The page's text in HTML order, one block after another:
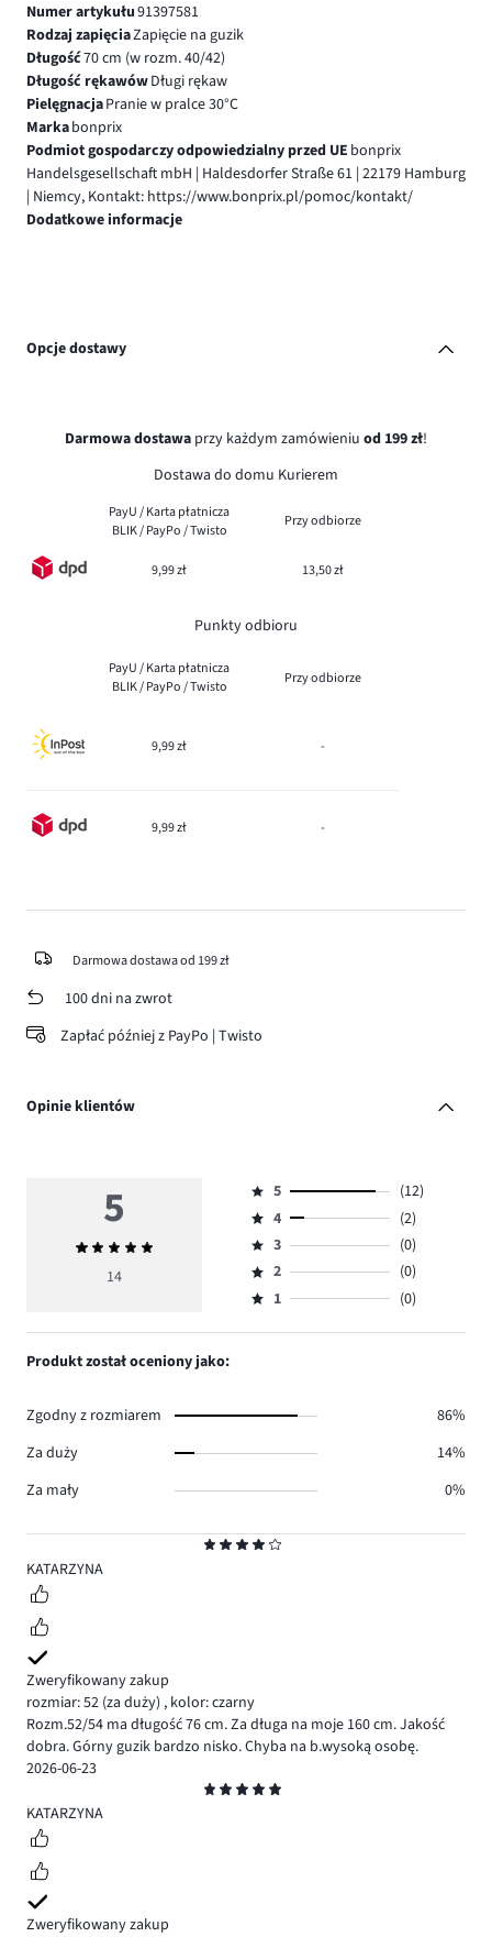
Numer artykułu91397581
Rodzaj zapięciaZapięcie na guzik
Długość70 cm (w rozm. 40/42)
Długość rękawówDługi rękaw
PielęgnacjaPranie w pralce 30°C
Markabonprix
Podmiot gospodarczy odpowiedzialny przed UE bonprix
Handelsgesellschaft mbH | Haldesdorfer Straße 61 | 22179 Hamburg
| Niemcy, Kontakt: https://www.bonprix.pl/pomoc/kontakt/
Dodatkowe informacje
Opcje dostawy
Darmowa dostawa przy każdym zamówieniu od 199 zł!
Dostawa do domu Kurierem
PayU / Karta płatnicza
BLIK / PayPo / Twisto
Przy odbiorze
9,99 zł 13,50 zł
Punkty odbioru
PayU / Karta płatnicza
BLIK / PayPo / Twisto
Przy odbiorze
9,99 zł -
9,99 zł -
Darmowa dostawa od 199 zł
100 dni na zwrot
Zapłać później z PayPo | Twisto
Opinie klientów
4
KATARZYNA
Zweryfikowany zakup
rozmiar: 52 (za duży) , kolor: czarny
Rozm.52/54 ma długość 76 cm. Za długa na moje 160 cm. Jakość
dobra. Górny guzik bardzo nisko. Chyba na b.wysoką osobę.
2026-06-23
5
KATARZYNA
Zweryfikowany zakup
5
Średnia
ocena
14
Ocena
5,
ilość
głosów
12.
5
(12)
Ocena
4,
ilość
głosów
4
(2)
Ocena
3,
ilość
3
(0)
Ocena
2,
2
(0)
Ocena
1,
1 (0)
Produkt został oceniony jako:
Zgodny z rozmiarem
86%
Za duży
14%
Za mały
0%